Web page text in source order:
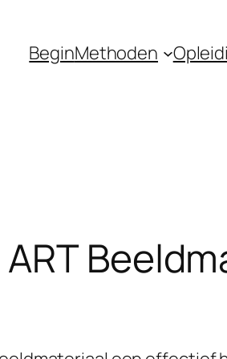
BeginMethoden
ART